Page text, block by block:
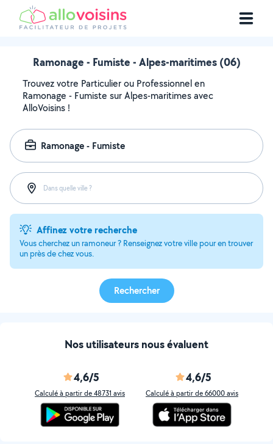
Ramonage - Fumiste - Alpes-maritimes (06)
Trouvez votre Particulier ou Professionnel en
Ramonage - Fumiste sur Alpes-maritimes avec
AlloVoisins !
Ramonage - Fumiste
Dans quelle ville ?
Affinez votre recherche
Vous cherchez un ramoneur ? Renseignez votre ville pour en trouver
un près de chez vous.
Rechercher
Nos utilisateurs nous évaluent
4,6/5
Calculé à partir de 48731 avis
4,6/5
Calculé à partir de 66000 avis